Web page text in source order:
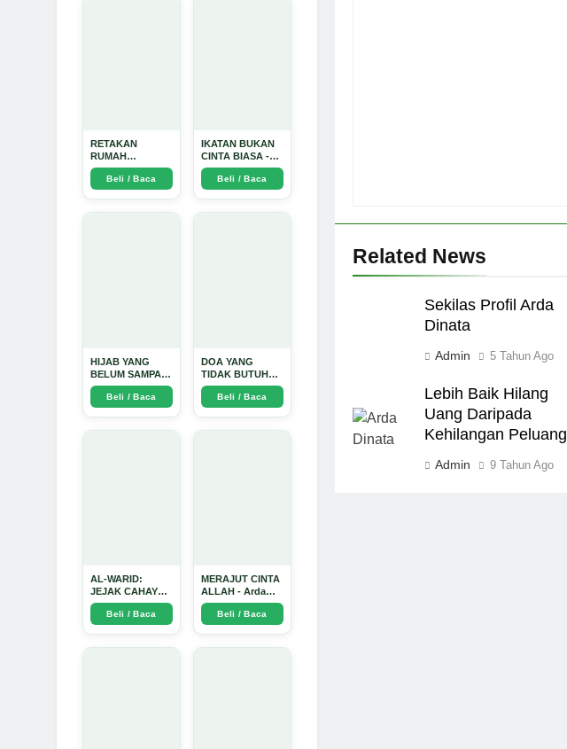
RETAKAN
RUMAH
TANGGA:
Sebuah
Perjalanan
Beli / Baca
IKATAN BUKAN
CINTA BIASA -
Arda Dinata
Beli / Baca
HIJAB YANG
BELUM SAMPAI
KE HATI: Ketika
Cinta Seorang
Ustadz Menjadi
Beli / Baca
DOA YANG
TIDAK BUTUH
SINYAL: Kisah
Tiga Jiwa yang
Tersesat di Era AI
Beli / Baca
AL-WARID:
JEJAK CAHAYA
DI ANTARA DUA
ZAMAN - Arda
Dinata
Beli / Baca
MERAJUT CINTA
ALLAH - Arda
Dinata
Beli / Baca
Related News
Sekilas Profil Arda
Dinata
Admin 5 Tahun Ago
Lebih Baik Hilang
Uang Daripada
Kehilangan Peluang
Admin 9 Tahun Ago